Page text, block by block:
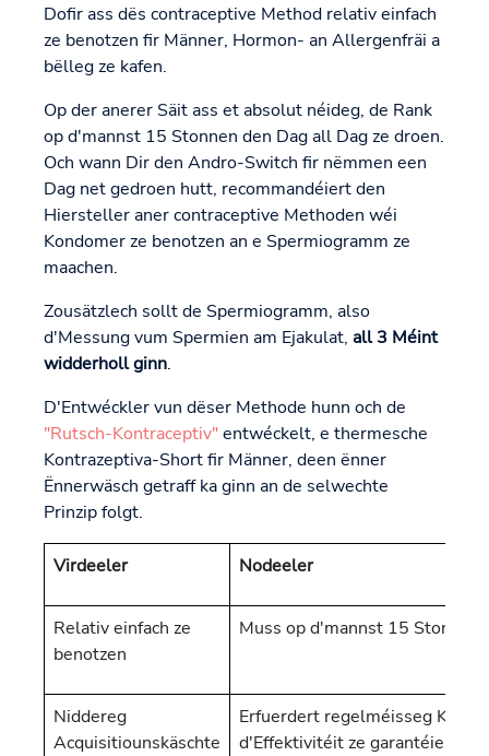
Dofir ass dës contraceptive Method relativ einfach
ze benotzen fir Männer, Hormon- an Allergenfräi a
bëlleg ze kafen.
Op der anerer Säit ass et absolut néideg, de Rank
op d'mannst 15 Stonnen den Dag all Dag ze droen.
Och wann Dir den Andro-Switch fir nëmmen een
Dag net gedroen hutt, recommandéiert den
Hiersteller aner contraceptive Methoden wéi
Kondomer ze benotzen an e Spermiogramm ze
maachen.
Zousätzlech sollt de Spermiogramm, also
d'Messung vum Spermien am Ejakulat, all 3 Méint
widderholl ginn.
D'Entwéckler vun dëser Methode hunn och de
"Rutsch-Kontraceptiv"entwéckelt, e thermesche
Kontrazeptiva-Short fir Männer, deen ënner
Ënnerwäsch getraff ka ginn an de selwechte
Prinzip folgt.
Virdeeler Nodeeler
Relativ einfach ze
benotzen
Muss op d'mannst 15 Stonnen
Niddereg
Acquisitiounskäschte
Erfuerdert regelméisseg
d'Effektivitéit ze garantéieren